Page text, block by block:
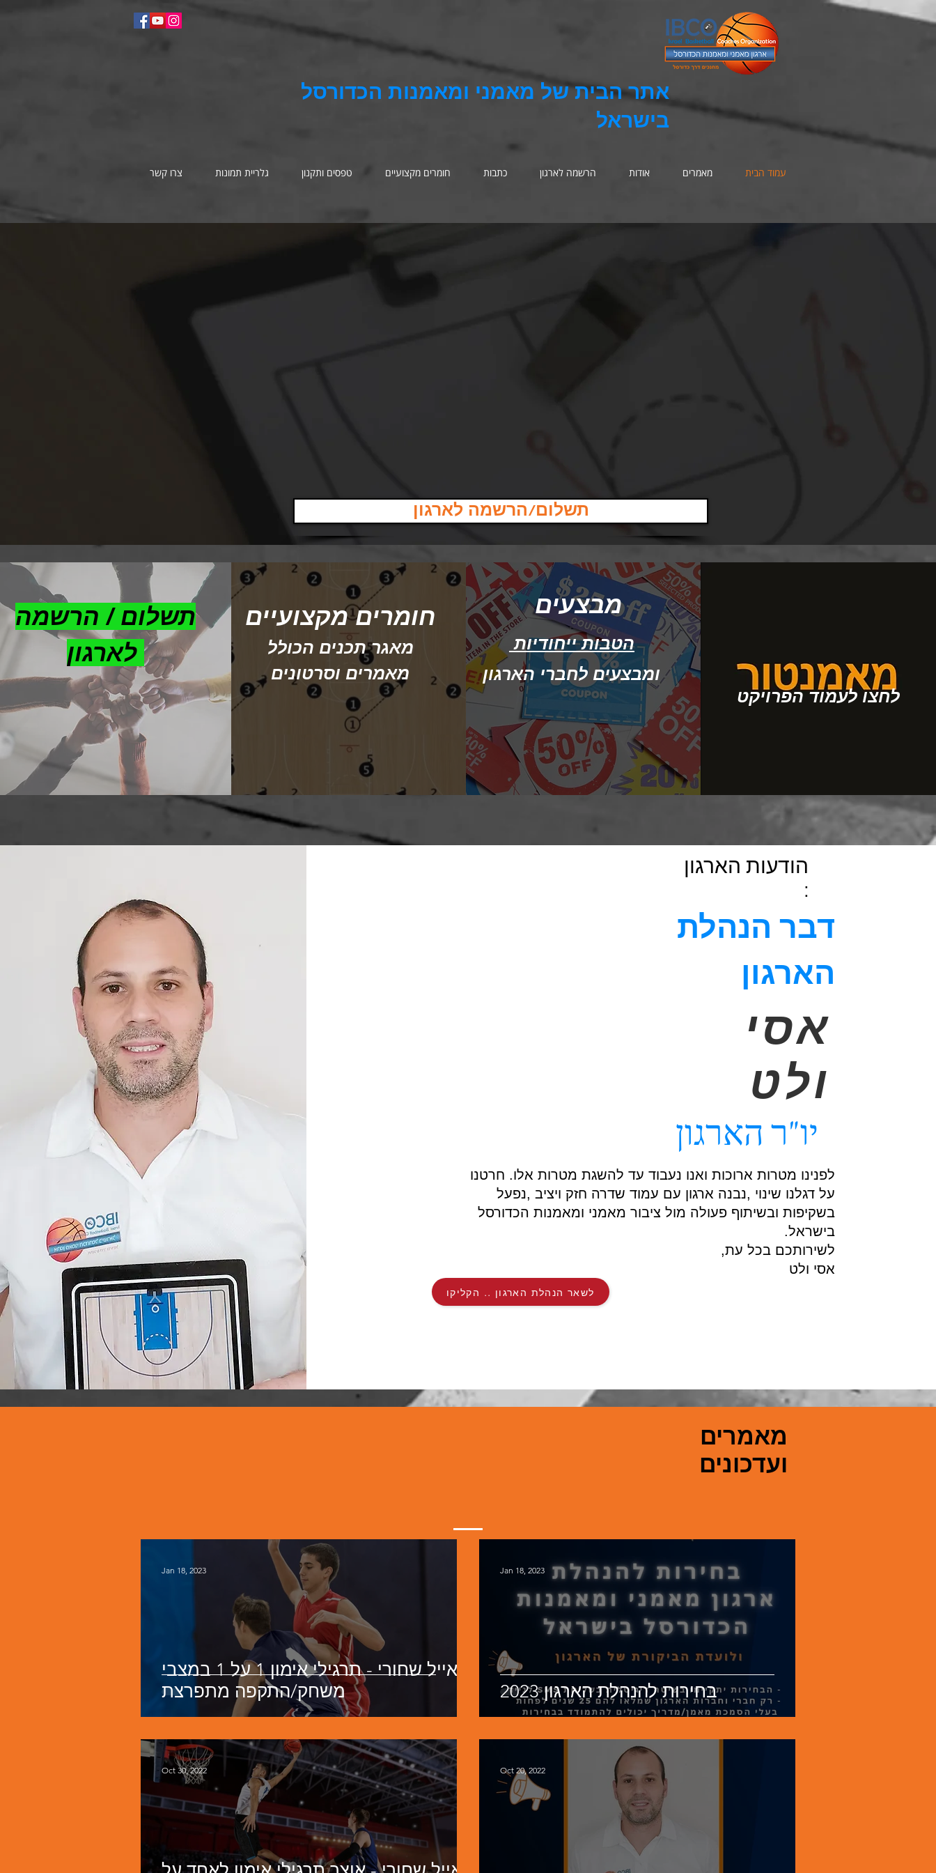
אתר הבית של מאמני ומאמנות הכדורסל
בישראל
עמוד הבית מאמרים אודות הרשמה לארגון כתבות חומרים מקצועיים טפסים ותקנון גלריית תמונות צרו קשר
תשלום/הרשמה לארגון
תשלום / הרשמה
לארגון
חומרים מקצועיים
מאגר תכנים הכולל
מאמרים וסרטונים
מבצעים
הטבות ייחודיות
ומבצעים לחברי הארגון
לחצו לעמוד הפרויקט
הודעות הארגון
:
דבר הנהלת
הארגון
אסי
ולט
יו"ר הארגון
לפנינו מטרות ארוכות ואנו נעבוד עד להשגת מטרות אלו. חרטנו
על דגלנו שינוי ,נבנה ארגון עם עמוד שדרה חזק ויציב ,נפעל
בשקיפות ובשיתוף פעולה מול ציבור מאמני ומאמנות הכדורסל
בישראל.
לשירותכם בכל עת,
אסי ולט
לשאר הנהלת הארגון .. הקליקו
אייל שחורי - תרגילי אימון 1 על 1 במצבי
משחק/התקפה מתפרצת
Jan 18, 2023
בחירות להנהלת הארגון 2023
Jan 18, 2023
Oct 30, 2022 Oct 20, 2022
מאמרים
ועדכונים